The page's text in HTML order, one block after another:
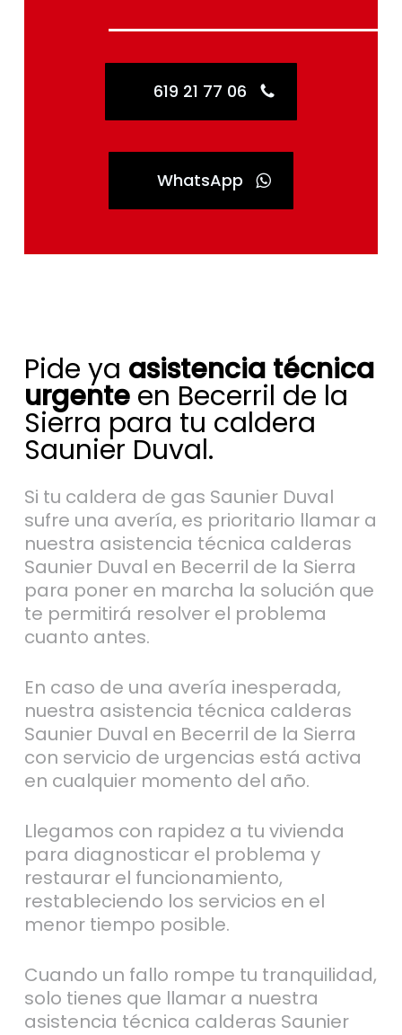
619 21 77 06
WhatsApp
Pide ya asistencia técnica
urgenteen Becerril de la
Sierra para tu caldera
Saunier Duval.
Si tu caldera de gas Saunier Duval
sufre una avería, es prioritario llamar a
nuestra asistencia técnica calderas
Saunier Duval en Becerril de la Sierra
para poner en marcha la solución que
te permitirá resolver el problema
cuanto antes.
En caso de una avería inesperada,
nuestra asistencia técnica calderas
Saunier Duval en Becerril de la Sierra
con servicio de urgencias está activa
en cualquier momento del año.
Llegamos con rapidez a tu vivienda
para diagnosticar el problema y
restaurar el funcionamiento,
restableciendo los servicios en el
menor tiempo posible.
Cuando un fallo rompe tu tranquilidad,
solo tienes que llamar a nuestra
asistencia técnica calderas Saunier